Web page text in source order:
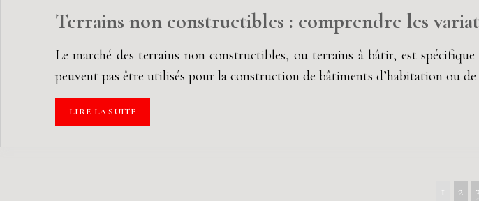
Terrains non constructibles : comprendre les
Le marché des terrains non constructibles, ou terrains à bâtir, est
peuvent pas être utilisés pour la construction de bâtiments d’habitation ou
LIRE LA SUITE
1 2